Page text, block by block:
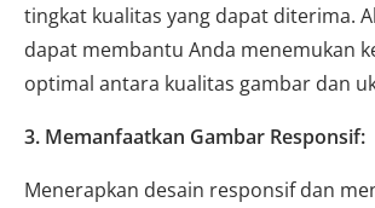
tingkat kualitas yang dapat diterima.
dapat membantu Anda menemukan
optimal antara kualitas gambar dan
3. Memanfaatkan Gambar Responsif:
Menerapkan desain responsif dan